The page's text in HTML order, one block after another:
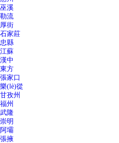
巫溪
勒流
厚街
石家莊
忠縣
江蘇
漢中
東方
張家口
樂(lè)從
甘孜州
福州
武隆
崇明
阿壩
張掖